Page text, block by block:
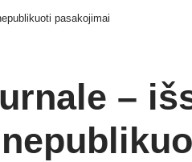
pasakojimai
–